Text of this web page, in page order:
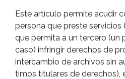
Este artí­culo permite acudir
persona que preste servicios
que permita a un tercero (un
caso) infringir derechos de
intercambio de archivos sin
timos titulares de derechos),